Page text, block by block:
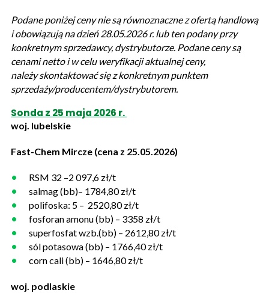
Podane poniżej ceny nie są równoznaczne z ofertą handlową
i obowiązują na dzień 28.05.2026 r. lub ten podany przy
konkretnym sprzedawcy, dystrybutorze. Podane ceny są
cenami netto i w celu weryfikacji aktualnej ceny,
należy skontaktować się z konkretnym punktem
sprzedaży/producentem/dystrybutorem.
Sonda z 25 maja 2026 r.
woj. lubelskie
Fast-Chem Mircze (cena z 25.05.2026)
RSM 32 –2 097,6 zł/t
salmag (bb)– 1784,80 zł/t
polifoska: 5 – 2520,80 zł/t
fosforan amonu (bb) – 3358 zł/t
superfosfat wzb.(bb) – 2612,80 zł/t
sól potasowa (bb) – 1766,40 zł/t
corn cali (bb) – 1646,80 zł/t
woj. podlaskie